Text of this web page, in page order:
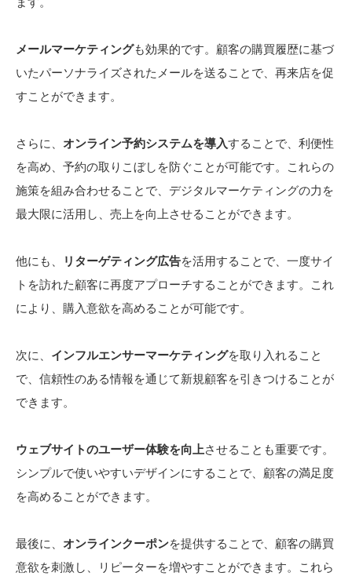
メールマーケティングも効果的です。顧客の購買履歴に基づ
いたパーソナライズされたメールを送ることで、再来店を促
すことができます。
さらに、 オンライン予約システムを導入することで、利便性
を高め、予約の取りこぼしを防ぐことが可能です。これらの
施策を組み合わせることで、デジタルマーケティングの力を
最大限に活用し、売上を向上させることができます。
他にも、 リターゲティング広告を活用することで、一度サイ
トを訪れた顧客に再度アプローチすることができます。これ
により、購入意欲を高めることが可能です。
次に、 インフルエンサーマーケティングを取り入れること
で、信頼性のある情報を通じて新規顧客を引きつけることが
できます。
ウェブサイトのユーザー体験を向上させることも重要です。
シンプルで使いやすいデザインにすることで、顧客の満足度
を高めることができます。
最後に、 オンラインクーポンを提供することで、顧客の購買
意欲を刺激し、リピーターを増やすことができます。これら